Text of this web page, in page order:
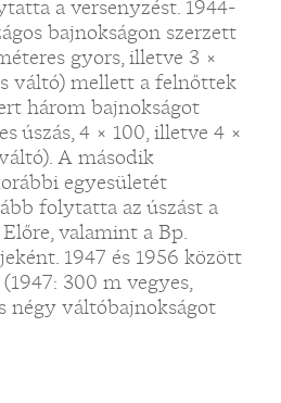
a versenyzést. 1944-
bajnokságon szerzett
gyors, illetve 3 ×
váltó) mellett a felnőttek
három bajnokságot
úszás, 4 × 100, illetve 4 ×
A második
egyesületét
folytatta az úszást a
valamint a Bp.
1947 és 1956 között
300 m vegyes,
négy váltóbajnokságot